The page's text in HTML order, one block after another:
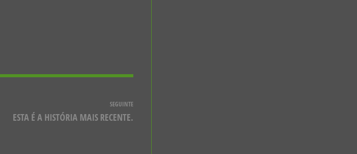
SEGUINTE
ESTA É A HISTÓRIA MAIS RECENTE.